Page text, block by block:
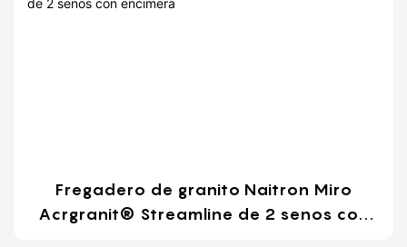
Fregadero de granito Naitron Miro
Acrgranit® Streamline de 2 senos con